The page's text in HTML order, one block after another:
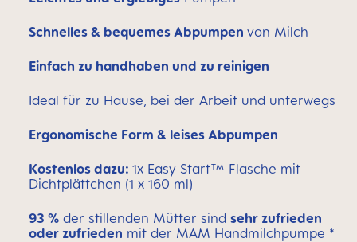
Schnelles & bequemes Abpumpen von Milch
Einfach zu handhaben und zu reinigen
Ideal für zu Hause, bei der Arbeit und unterwegs
Ergonomische Form & leises Abpumpen
Kostenlos dazu: 1x Easy Start™ Flasche mit
Dichtplättchen (1 x 160 ml)
93 % der stillenden Mütter sind sehr zufrieden
oder zufrieden mit der MAM Handmilchpumpe *